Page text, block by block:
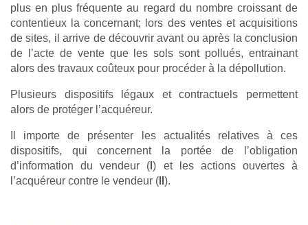
plus en plus fréquente au regard du nombre croissant de
contentieux la concernant; lors des ventes et acquisitions
de sites, il arrive de découvrir avant ou après la conclusion
de l’acte de vente que les sols sont pollués, entrainant
alors des travaux coûteux pour procéder à la dépollution.
Plusieurs dispositifs légaux et contractuels permettent
alors de protéger l’acquéreur.
Il importe de présenter les actualités relatives à ces
dispositifs, qui concernent la portée de l’obligation
d’information du vendeur ( I) et les actions ouvertes à
l’acquéreur contre le vendeur ( ).